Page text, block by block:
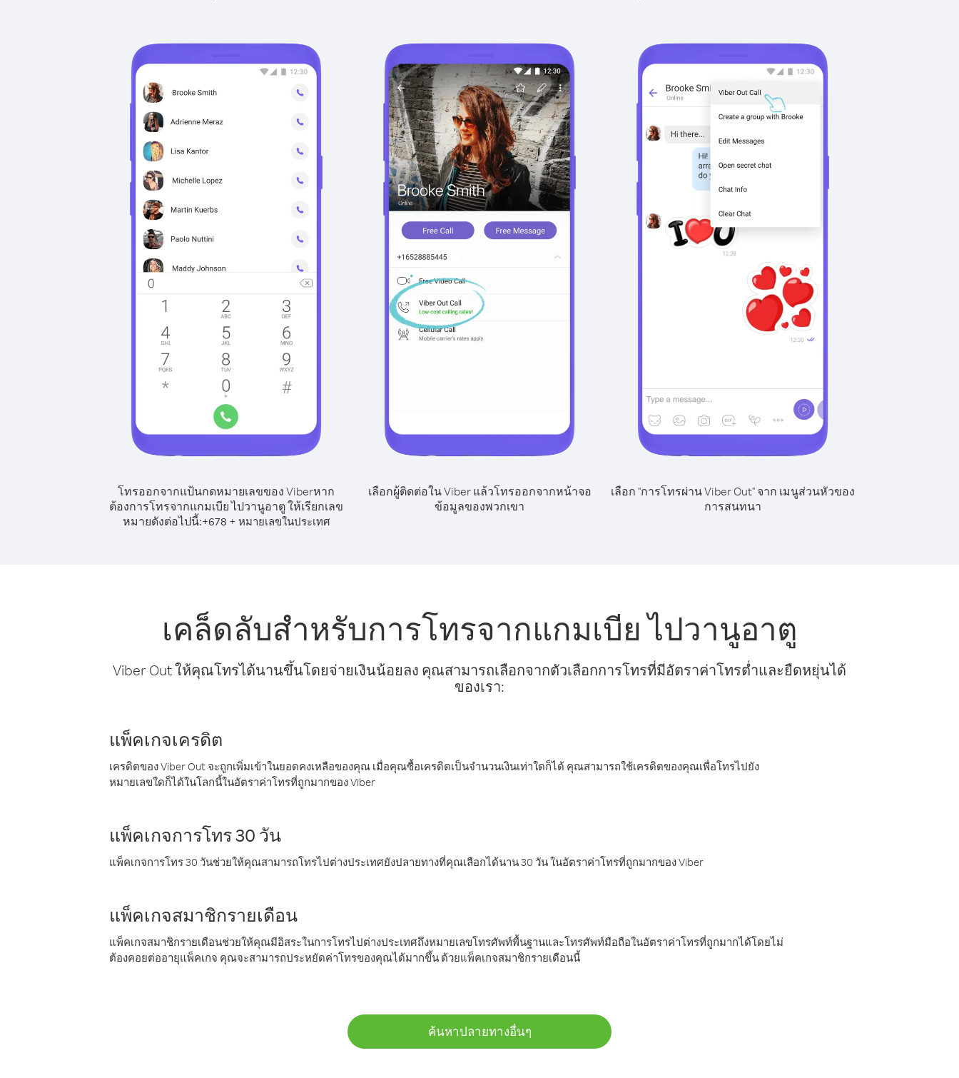
โทรออกจากแป้นกดหมายเลขของ Viberหาก
ต้องการโทรจากแกมเบีย ไปวานูอาตู ให้เรียกเลข
หมายดังต่อไปนี้:+678 + หมายเลขในประเทศ
เลือกผู้ติดต่อใน Viber แล้วโทรออกจากหน้าจอ
ข้อมูลของพวกเขา
เลือก "การโทรผ่าน Viber Out" จาก เมนูส่วนหัวของ
การสนทนา
เคล็ดลับสำหรับการโทรจากแกมเบีย ไปวานูอาตู
Viber Out ให้คุณโทรได้นานขึ้นโดยจ่ายเงินน้อยลง คุณสามารถเลือกจากตัวเลือกการโทรที่มีอัตราค่าโทรต่ำและยืดหยุ่นได้
ของเรา:
แพ็คเกจเครดิต
เครดิตของ Viber Out จะถูกเพิ่มเข้าในยอดคงเหลือของคุณ เมื่อคุณซื้อเครดิตเป็นจำนวนเงินเท่าใดก็ได้ คุณสามารถใช้เครดิตของคุณเพื่อโทรไปยัง
หมายเลขใดก็ได้ในโลกนี้ในอัตราค่าโทรที่ถูกมากของ Viber
แพ็คเกจการโทร 30 วัน
แพ็คเกจการโทร 30 วันช่วยให้คุณสามารถโทรไปต่างประเทศยังปลายทางที่คุณเลือกได้นาน 30 วัน ในอัตราค่าโทรที่ถูกมากของ Viber
แพ็คเกจสมาชิกรายเดือน
แพ็คเกจสมาชิกรายเดือนช่วยให้คุณมีอิสระในการโทรไปต่างประเทศถึงหมายเลขโทรศัพท์พื้นฐานและโทรศัพท์มือถือในอัตราค่าโทรที่ถูกมากได้โดยไม่
ต้องคอยต่ออายุแพ็คเกจ คุณจะสามารถประหยัดค่าโทรของคุณได้มากขึ้น ด้วยแพ็คเกจสมาชิกรายเดือนนี้
ค้นหาปลายทางอื่นๆ